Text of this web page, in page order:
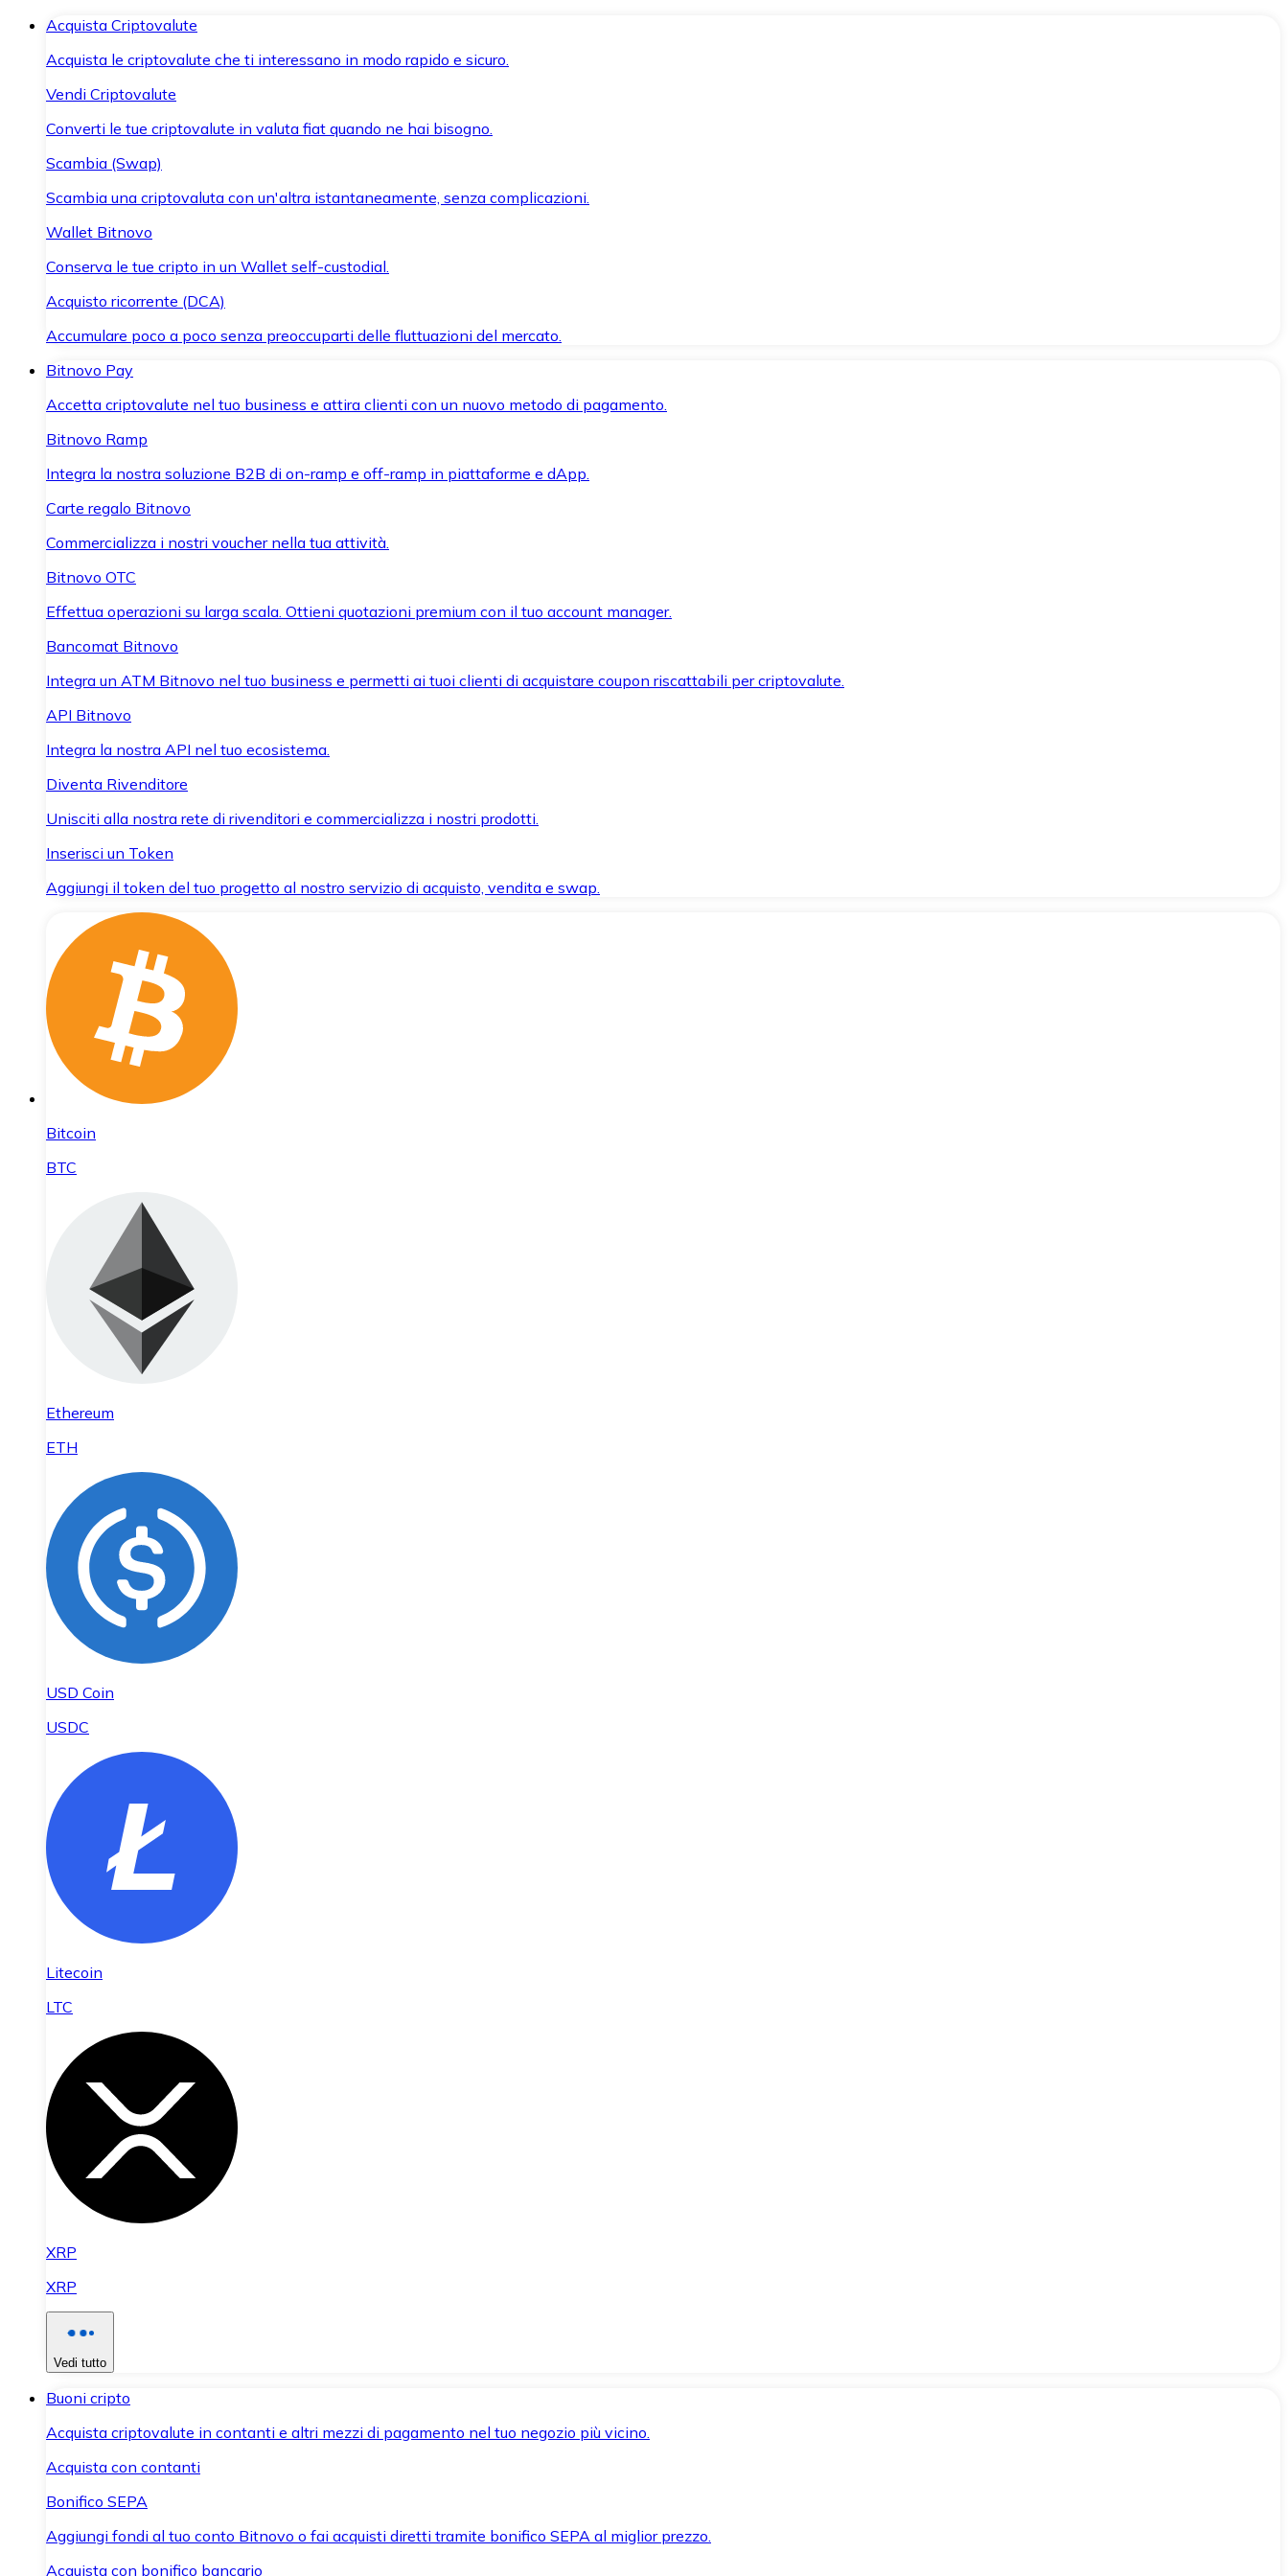
Acquista Criptovalute
Acquista le criptovalute che ti interessano in modo rapido e sicuro.
Vendi Criptovalute
Converti le tue criptovalute in valuta fiat quando ne hai bisogno.
Scambia (Swap)
Scambia una criptovaluta con un'altra istantaneamente, senza complicazioni.
Wallet Bitnovo
Conserva le tue cripto in un Wallet self-custodial.
Acquisto ricorrente (DCA)
Accumulare poco a poco senza preoccuparti delle fluttuazioni del mercato.
Bitnovo Pay
Accetta criptovalute nel tuo business e attira clienti con un nuovo metodo di pagamento.
Bitnovo Ramp
Integra la nostra soluzione B2B di on-ramp e off-ramp in piattaforme e dApp.
Carte regalo Bitnovo
Commercializza i nostri voucher nella tua attività.
Bitnovo OTC
Effettua operazioni su larga scala. Ottieni quotazioni premium con il tuo account manager.
Bancomat Bitnovo
Integra un ATM Bitnovo nel tuo business e permetti ai tuoi clienti di acquistare coupon riscattabili per criptovalute.
API Bitnovo
Integra la nostra API nel tuo ecosistema.
Diventa Rivenditore
Unisciti alla nostra rete di rivenditori e commercializza i nostri prodotti.
Inserisci un Token
Aggiungi il token del tuo progetto al nostro servizio di acquisto, vendita e swap.
Bitcoin
BTC
Ethereum
ETH
USD Coin
USDC
Litecoin
LTC
XRP
XRP
Vedi tutto
Buoni cripto
Acquista criptovalute in contanti e altri mezzi di pagamento nel tuo negozio più vicino.
Acquista con contanti
Bonifico SEPA
Aggiungi fondi al tuo conto Bitnovo o fai acquisti diretti tramite bonifico SEPA al miglior prezzo.
Acquista con bonifico bancario